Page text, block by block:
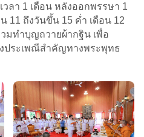
ลา 1 เดือน หลังออกพรรษา 1
11 ถึงวันขึ้น 15 ค่ำ เดือน 12
มทำบุญถวายผ้ากฐิน เพื่อ
ประเพณีสำคัญทางพระพุทธ